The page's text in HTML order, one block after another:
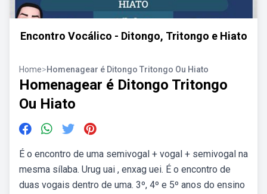
Encontro Vocálico - Ditongo, Tritongo e Hiato
Home>Homenagear é Ditongo Tritongo Ou Hiato
Homenagear é Ditongo Tritongo
Ou Hiato
É o encontro de uma semivogal + vogal + semivogal na
mesma sílaba. Urug uai , enxag uei. É o encontro de
duas vogais dentro de uma. 3º, 4º e 5º anos do ensino